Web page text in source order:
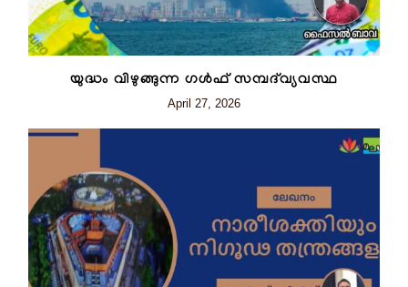
യുദ്ധം വിഴുങ്ങുന്ന ഗൾഫ് സമ്പദ്‌വ്യവസ്ഥ
April 27, 2026